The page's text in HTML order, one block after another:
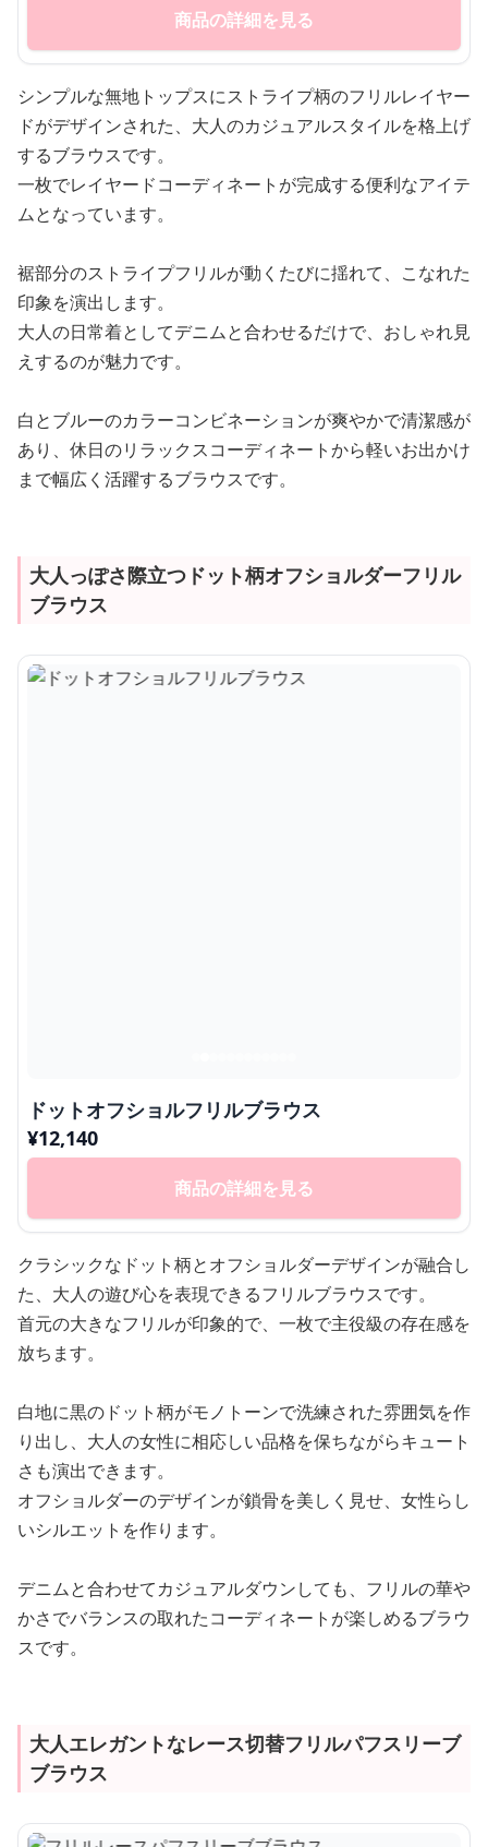
商品の詳細を見る
シンプルな無地トップスにストライプ柄のフリルレイヤー
ドがデザインされた、大人のカジュアルスタイルを格上げ
するブラウスです。
一枚でレイヤードコーディネートが完成する便利なアイテ
ムとなっています。
裾部分のストライプフリルが動くたびに揺れて、こなれた
印象を演出します。
大人の日常着としてデニムと合わせるだけで、おしゃれ見
えするのが魅力です。
白とブルーのカラーコンビネーションが爽やかで清潔感が
あり、休日のリラックスコーディネートから軽いお出かけ
まで幅広く活躍するブラウスです。
大人っぽさ際立つドット柄オフショルダーフリル
ブラウス
ドットオフショルフリルブラウス
¥12,140
商品の詳細を見る
クラシックなドット柄とオフショルダーデザインが融合し
た、大人の遊び心を表現できるフリルブラウスです。
首元の大きなフリルが印象的で、一枚で主役級の存在感を
放ちます。
白地に黒のドット柄がモノトーンで洗練された雰囲気を作
り出し、大人の女性に相応しい品格を保ちながらキュート
さも演出できます。
オフショルダーのデザインが鎖骨を美しく見せ、女性らし
いシルエットを作ります。
デニムと合わせてカジュアルダウンしても、フリルの華や
かさでバランスの取れたコーディネートが楽しめるブラウ
スです。
大人エレガントなレース切替フリルパフスリーブ
ブラウス